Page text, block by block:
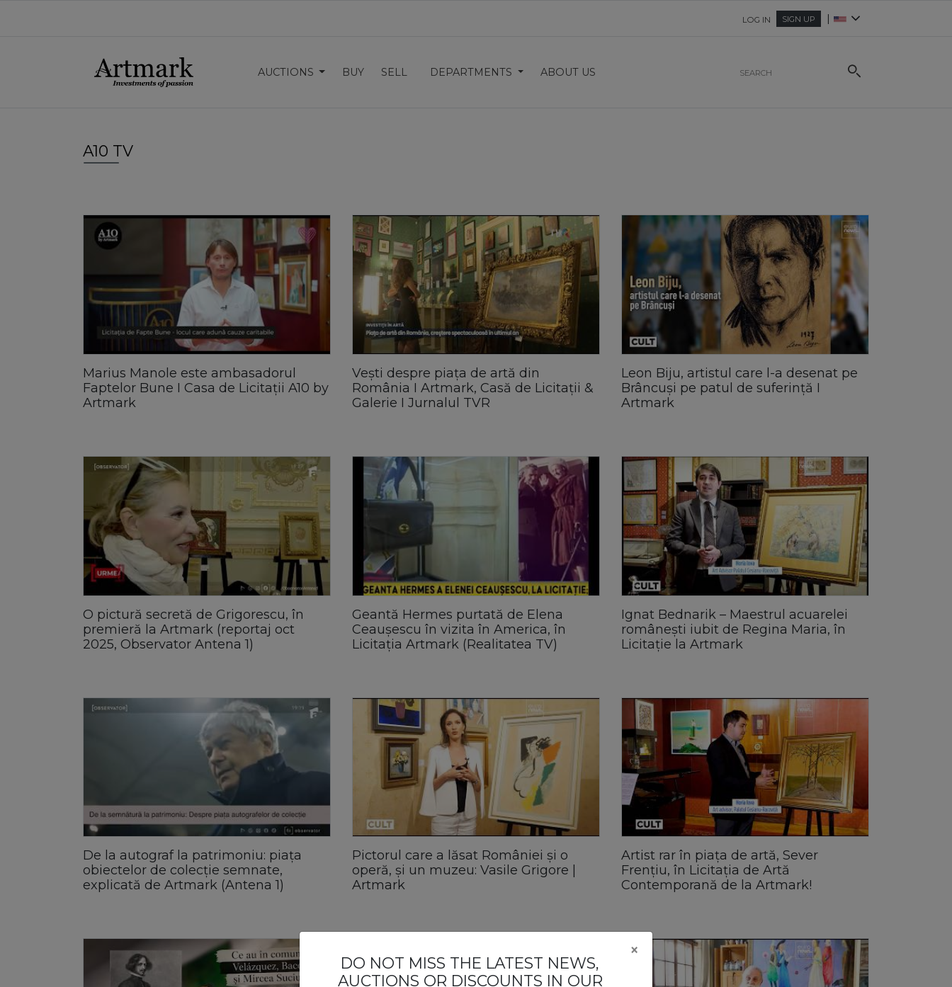
LOG IN SIGN UP |
AUCTIONS BUY SELL DEPARTMENTS ABOUT US
A10 TV
Marius Manole este ambasadorul
Faptelor Bune I Casa de Licitații A10 by
Artmark
Vești despre piața de artă din
România I Artmark, Casă de Licitații &
Galerie I Jurnalul TVR
Leon Biju, artistul care l-a desenat pe
Brâncuși pe patul de suferință I
Artmark
O pictură secretă de Grigorescu, în
premieră la Artmark (reportaj oct
2025, Observator Antena 1)
Geantă Hermes purtată de Elena
Ceaușescu în vizita în America, în
Licitația Artmark (Realitatea TV)
Ignat Bednarik – Maestrul acuarelei
românești iubit de Regina Maria, în
Licitație la Artmark
De la autograf la patrimoniu: piața
obiectelor de colecție semnate,
explicată de Artmark (Antena 1)
Pictorul care a lăsat României și o
operă, și un muzeu: Vasile Grigore |
Artmark
Artist rar în piața de artă, Sever
Frențiu, în Licitația de Artă
Contemporană de la Artmark!
DO NOT MISS THE LATEST NEWS,
AUCTIONS OR DISCOUNTS IN OUR
×